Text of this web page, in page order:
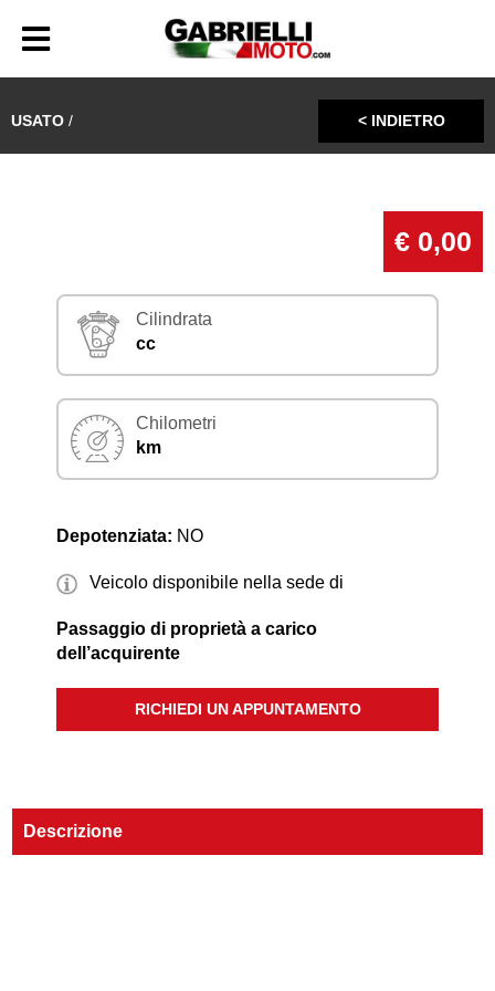
USATO / < INDIETRO
€ 0,00
Cilindrata
cc
Chilometri
km
Depotenziata: NO
Veicolo disponibile nella sede di
Passaggio di proprietà a carico
dell’acquirente
RICHIEDI UN APPUNTAMENTO
Descrizione